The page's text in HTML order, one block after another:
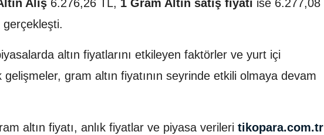
Alış 6.276,26 TL, 1 Gram Altın satış fiyatı ise 6.277,08
altın fiyatlarını etkileyen faktörler ve yurt içi
gelişmeler, gram altın fiyatının seyrinde etkili olmaya devam
altın fiyatı, anlık fiyatlar ve piyasa verileri tikopara.com.tr